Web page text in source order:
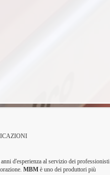
d'esperienza al servizio dei professionisti
MBM è uno dei produttori più